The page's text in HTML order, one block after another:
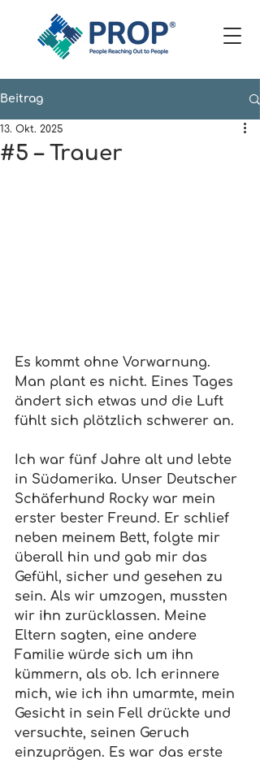
Beitrag
#5 – Trauer
13. Okt. 2025
Es kommt ohne Vorwarnung.
Man plant es nicht. Eines Tages
ändert sich etwas und die Luft
fühlt sich plötzlich schwerer an.
Ich war fünf Jahre alt und lebte
in Südamerika. Unser Deutscher
Schäferhund Rocky war mein
erster bester Freund. Er schlief
neben meinem Bett, folgte mir
überall hin und gab mir das
Gefühl, sicher und gesehen zu
sein. Als wir umzogen, mussten
wir ihn zurücklassen. Meine
Eltern sagten, eine andere
Familie würde sich um ihn
kümmern, als ob. Ich erinnere
mich, wie ich ihn umarmte, mein
Gesicht in sein Fell drückte und
versuchte, seinen Geruch
einzuprägen. Es war das erste